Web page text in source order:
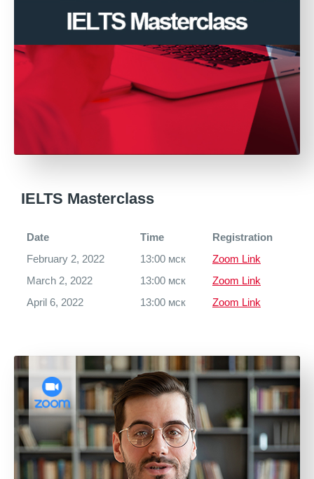
IELTS Masterclass
Date Time
Registration
February 2, 2022
13:00 мск
Zoom Link
March 2, 2022
13:00 мск
Zoom Link
April 6, 2022
13:00 мск Zoom Link